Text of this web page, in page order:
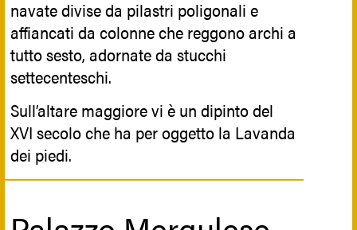
progetto ed il disegno della facciata sono
di Giuseppe Ferrara.
Riferimenti Botanici
Sulle colonne tortili della facciata sono
presenti raffigurazioni di uva, melagrane,
navate divise da pilastri poligonali e
affiancati da colonne che reggono archi a
tutto sesto, adornate da stucchi
settecenteschi.
Sull’altare maggiore vi è un dipinto del
XVI secolo che ha per oggetto la Lavanda
dei piedi.
Sotto la chiesa vi è anche una cripta,